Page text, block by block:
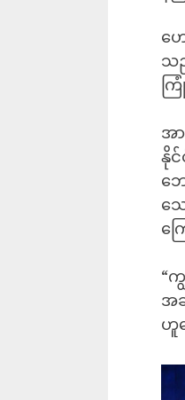
ဟ
သ
က
အ
နို
ဘ
သ
က
“
အ
ဟူ